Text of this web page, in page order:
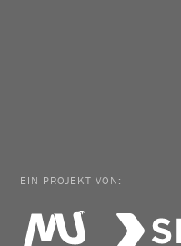
EIN PROJEKT VON: